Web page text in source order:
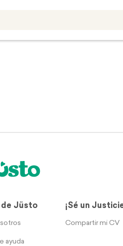
de Jüsto
ayuda
¡Sé un
Compartir mi CV